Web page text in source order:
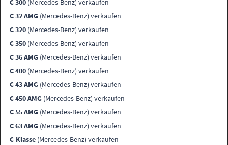
C 300 (Mercedes-Benz) verkaufen
C 32 AMG (Mercedes-Benz) verkaufen
C 320 (Mercedes-Benz) verkaufen
C 350 (Mercedes-Benz) verkaufen
C 36 AMG (Mercedes-Benz) verkaufen
C 400 (Mercedes-Benz) verkaufen
C 43 AMG (Mercedes-Benz) verkaufen
C 450 AMG (Mercedes-Benz) verkaufen
C 55 AMG (Mercedes-Benz) verkaufen
C 63 AMG (Mercedes-Benz) verkaufen
C-Klasse (Mercedes-Benz) verkaufen